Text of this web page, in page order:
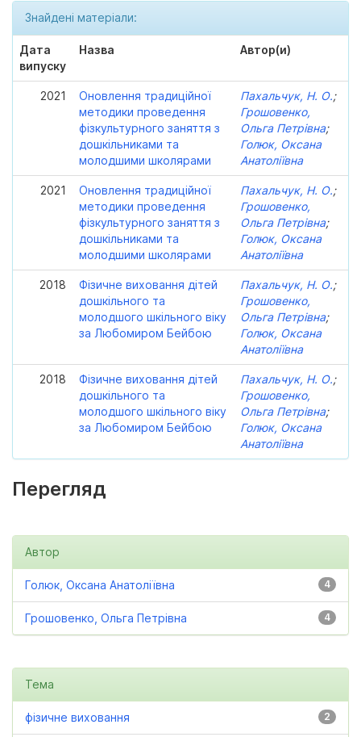
Знайдені матеріали:
Дата
випуску
Назва Автор(и)
2021
Оновлення традиційної
методики проведення
фізкультурного заняття з
дошкільниками та
молодшими школярами
Пахальчук, Н. О.;
Грошовенко,
Ольга Петрівна;
Голюк, Оксана
Анатоліївна
2021
Оновлення традиційної
методики проведення
фізкультурного заняття з
дошкільниками та
молодшими школярами
Пахальчук, Н. О.;
Грошовенко,
Ольга Петрівна;
Голюк, Оксана
Анатоліївна
2018
Фізичне виховання дітей
дошкільного та
молодшого шкільного віку
за Любомиром Бейбою
Пахальчук, Н. О.;
Грошовенко,
Ольга Петрівна;
Голюк, Оксана
Анатоліївна
2018
Фізичне виховання дітей
дошкільного та
молодшого шкільного віку
за Любомиром Бейбою
Пахальчук, Н. О.;
Грошовенко,
Ольга Петрівна;
Голюк, Оксана
Анатоліївна
Перегляд
Автор
4
Голюк, Оксана Анатоліївна
4
Грошовенко, Ольга Петрівна
Тема
2
фізичне виховання